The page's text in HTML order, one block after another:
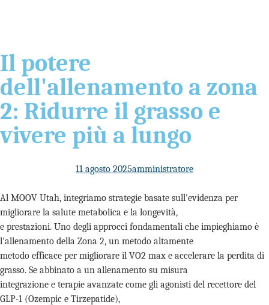
Il potere
dell'allenamento a zona
2: Ridurre il grasso e
vivere più a lungo
11 agosto 2025amministratore
Al MOOV Utah, integriamo strategie basate sull'evidenza per
migliorare la salute metabolica e la longevità,
e prestazioni. Uno degli approcci fondamentali che impieghiamo è
l'allenamento della Zona 2, un metodo altamente
metodo efficace per migliorare il VO2 max e accelerare la perdita di
grasso. Se abbinato a un allenamento su misura
integrazione e terapie avanzate come gli agonisti del recettore del
GLP-1 (Ozempic e Tirzepatide),